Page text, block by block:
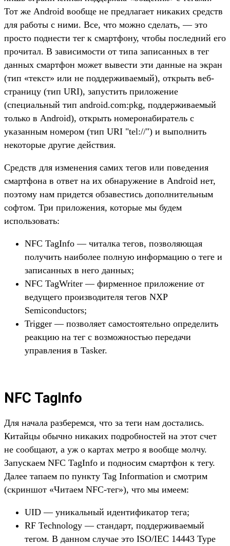
Тот же Android вообще не предлагает никаких средств
для работы с ними. Все, что можно сделать, — это
просто поднести тег к смартфону, чтобы последний его
прочитал. В зависимости от типа записанных в тег
данных смартфон может вывести эти данные на экран
(тип «текст» или не поддерживаемый), открыть веб-
страницу (тип URI), запустить приложение
(специальный тип android.com:pkg, поддерживаемый
только в Android), открыть номеронабиратель с
указанным номером (тип URI "tel://") и выполнить
некоторые другие действия.
Средств для изменения самих тегов или поведения
смартфона в ответ на их обнаружение в Android нет,
поэтому нам придется обзавестись дополнительным
софтом. Три приложения, которые мы будем
использовать:
NFC TagInfo — читалка тегов, позволяющая
получить наиболее полную информацию о теге и
записанных в него данных;
NFC TagWriter — фирменное приложение от
ведущего производителя тегов NXP
Semiconductors;
Trigger — позволяет самостоятельно определить
реакцию на тег с возможностью передачи
управления в Tasker.
NFC TagInfo
Для начала разберемся, что за теги нам достались.
Китайцы обычно никаких подробностей на этот счет
не сообщают, а уж о картах метро я вообще молчу.
Запускаем NFC TagInfo и подносим смартфон к тегу.
Далее тапаем по пункту Tag Information и смотрим
(скриншот «Читаем NFC-тег»), что мы имеем:
UID — уникальный идентификатор тега;
RF Technology — стандарт, поддерживаемый
тегом. В данном случае это ISO/IEC 14443 Type